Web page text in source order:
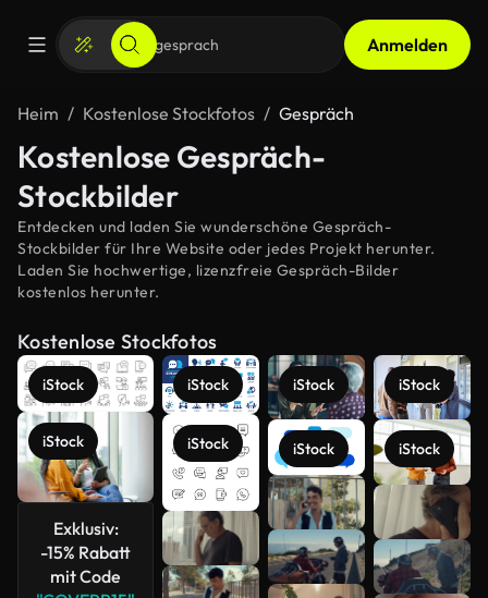
Anmelden
Heim Kostenlose Stockfotos Gespräch
Kostenlose Gespräch-
Stockbilder
Entdecken und laden Sie wunderschöne Gespräch-
Stockbilder für Ihre Website oder jedes Projekt herunter.
Laden Sie hochwertige, lizenzfreie Gespräch-Bilder
kostenlos herunter.
Kostenlose Stockfotos
iStock
iStock
Exklusiv:
-15% Rabatt
mit Code
iStock
iStock
iStock
iStock
iStock
iStock
Mehr
anzeigen